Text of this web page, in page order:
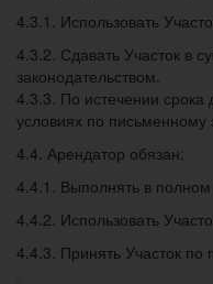
4.3.1. Использовать
4.3.2. Сдавать Участок в
законодательством.
4.3.3. По истечении
условиях по
4.4. Арендатор обязан:
4.4.1. Выполнять в
4.4.2. Использовать
4.4.3. Принять Участок по